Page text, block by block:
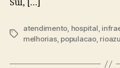
Sul, […]
Tags
atendimento, hospital,
melhorias, populacao,